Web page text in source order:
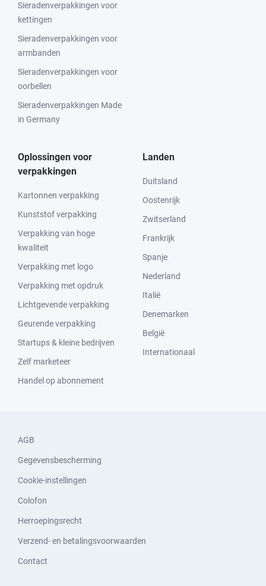
Sieradenverpakkingen voor
kettingen
Sieradenverpakkingen voor
armbanden
Sieradenverpakkingen voor
oorbellen
Sieradenverpakkingen Made
in Germany
Oplossingen voor
verpakkingen
Kartonnen verpakking
Kunststof verpakking
Verpakking van hoge
kwaliteit
Verpakking met logo
Verpakking met opdruk
Lichtgevende verpakking
Geurende verpakking
Startups & kleine bedrijven
Zelf marketeer
Handel op abonnement
Landen
Duitsland
Oostenrijk
Zwitserland
Frankrijk
Spanje
Nederland
Italië
Denemarken
België
Internationaal
AGB
Gegevensbescherming
Cookie-instellingen
Colofon
Herroepingsrecht
Verzend- en betalingsvoorwaarden
Contact